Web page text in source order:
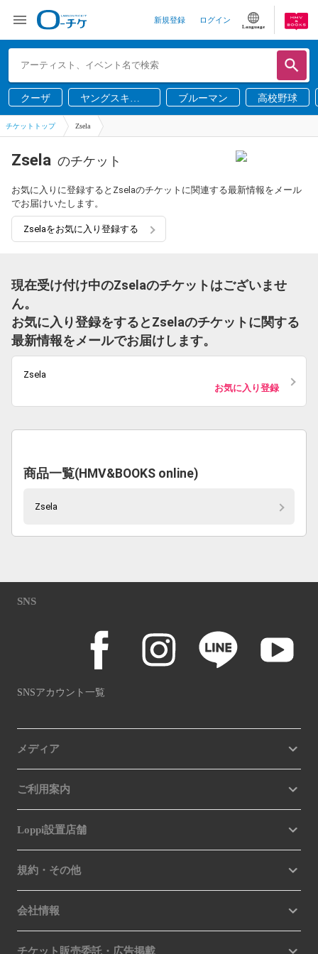
新規登録 ログイン
Language
クーザ
ヤングスキニ
ー
ブルーマン 高校野球
チケットトップ Zsela
Zsela のチケット
お気に入りに登録するとZselaのチケットに関連する最新情報をメール
でお届けいたします。
Zselaをお気に入り登録する
現在受け付け中のZselaのチケットはございませ
ん。
お気に入り登録をするとZselaのチケットに関する
最新情報をメールでお届けします。
Zsela
お気に入り登録
商品一覧(HMV&BOOKS online)
Zsela
SNS
SNSアカウント一覧
メディア
ご利用案内
Loppi設置店舗
規約・その他
会社情報
チケット販売委託・広告掲載